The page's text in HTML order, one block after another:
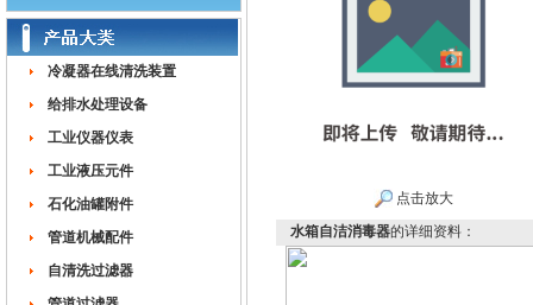
冷凝器在线清洗装置
给排水处理设备
工业仪器仪表
工业液压元件
石化油罐附件
管道机械配件
自清洗过滤器
点击放大
水箱自洁消毒器的详细资料：